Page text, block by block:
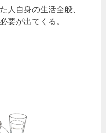
人自身の生活全般、
要が出てくる。